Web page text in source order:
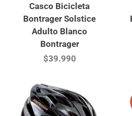
Casco Bicicleta
Bontrager Solstice
Adulto Blanco
Bontrager
$39.990